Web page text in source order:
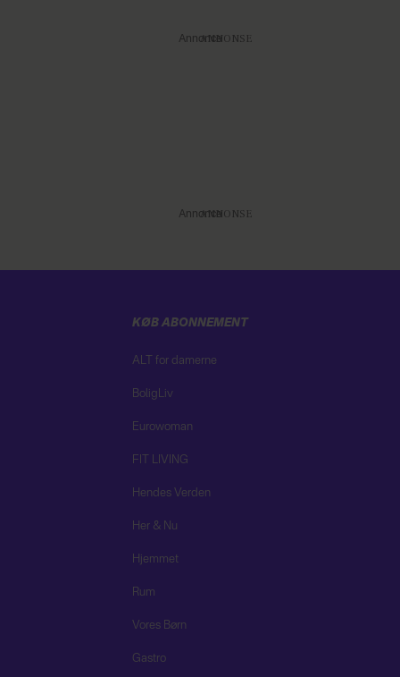
Annonce
Annonce
KØB ABONNEMENT
ALT for damerne
BoligLiv
Eurowoman
FIT LIVING
Hendes Verden
Her & Nu
Hjemmet
Rum
Vores Børn
Gastro